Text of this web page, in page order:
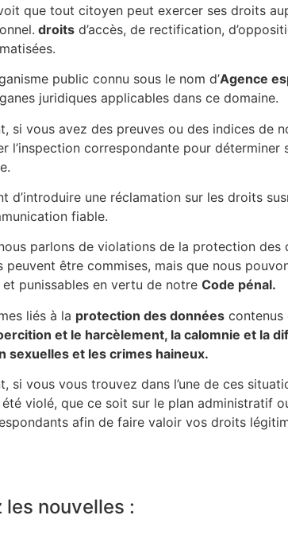
que tout citoyen peut exercer ses droits
droits d’accès, de rectification,
public connu sous le nom d’Agence
juridiques applicables dans ce domaine.
si vous avez des preuves ou des indices de
l’inspection correspondante pour
d’introduire une réclamation sur les droits
fiable.
parlons de violations de la protection
peuvent être commises, mais que nous
et punissables en vertu de notre Code pénal.
liés à la protection des données contenus
et le harcèlement, la calomnie et la
sexuelles et les crimes haineux.
si vous vous trouvez dans l’une de ces
été violé, que ce soit sur le plan administratif
afin de faire valoir vos droits
les nouvelles :